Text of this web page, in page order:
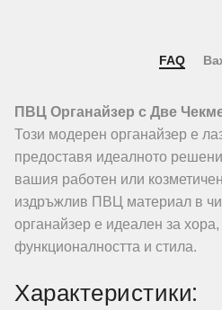
FAQ
ПВЦ Органайзер с Две
Този модерен органайзер е
предоставя идеалното
вашия работен или
издръжлив ПВЦ материал в
органайзер е идеален за хора,
функционалността и стила.
Характеристики: